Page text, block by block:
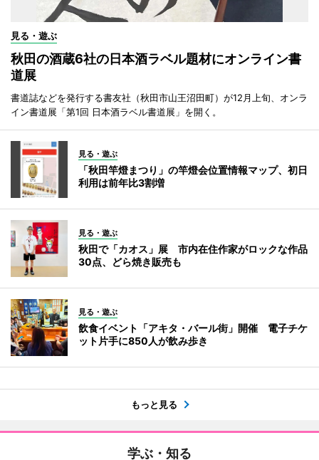
見る・遊ぶ
秋田の酒蔵6社の日本酒ラベル題材にオンライン書
道展
書道誌などを発行する書友社（秋田市山王沼田町）が12月上旬、オンラ
イン書道展「第1回 日本酒ラベル書道展」を開く。
見る・遊ぶ
「秋田竿燈まつり」の竿燈会位置情報マップ、初日
利用は前年比3割増
見る・遊ぶ
秋田で「カオス」展 市内在住作家がロックな作品
30点、どら焼き販売も
見る・遊ぶ
飲食イベント「アキタ・バール街」開催 電子チケ
ット片手に850人が飲み歩き
もっと見る
学ぶ・知る